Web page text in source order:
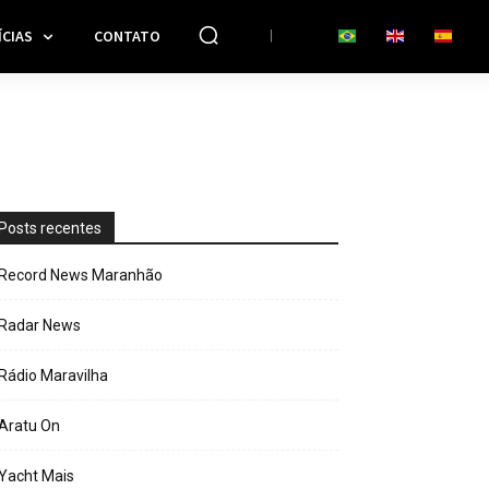
CONTATO
recentes
News Maranhão
News
Maravilha
On
Mais